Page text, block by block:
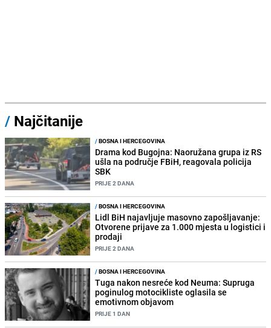
/ Najčitanije
/BOSNA I HERCEGOVINA
Drama kod Bugojna: Naoružana grupa iz RS
ušla na područje FBiH, reagovala policija
SBK
PRIJE 2 DANA
/BOSNA I HERCEGOVINA
Lidl BiH najavljuje masovno zapošljavanje:
Otvorene prijave za 1.000 mjesta u logistici i
prodaji
PRIJE 2 DANA
/BOSNA I HERCEGOVINA
Tuga nakon nesreće kod Neuma: Supruga
poginulog motocikliste oglasila se
emotivnom objavom
PRIJE 1 DAN